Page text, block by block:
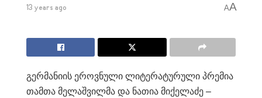
13 years ago AA
გერმანიის ეროვნული ლიტერატურული პრემია
თამთა მელაშვილმა და ნათია მიქელაძე –